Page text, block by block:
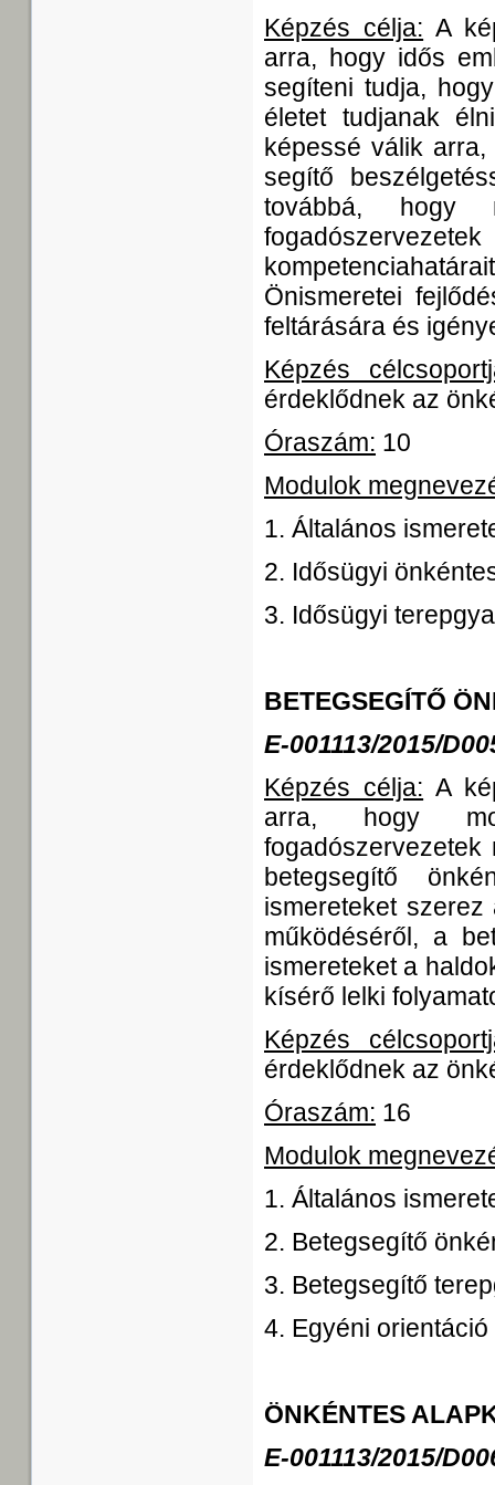
Képzés célja: A
arra, hogy idős
segíteni tudja,
életet tudjanak
képessé válik
segítő
továbbá, hogy
Önismeretei
feltárására és
Képzés
érdeklődnek az
Óraszám: 10
Modulok
1. Általános
2. Idősügyi
3. Idősügyi
BETEGSEGÍTŐ
E-001113/2015/
Képzés célja: A
arra, hogy
fogadószervezetek
betegsegítő
ismereteket
működéséről, a
ismereteket a
kísérő lelki
Képzés
érdeklődnek az
Óraszám: 16
Modulok
1. Általános
2. Betegsegítő
3. Betegsegítő
4. Egyéni
ÖNKÉNTES
E-001113/2015/